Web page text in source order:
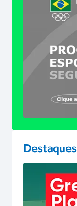
Destaques